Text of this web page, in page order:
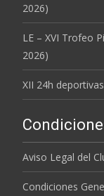
2026)
LE – XVI Trofeo
2026)
XII 24h
Aviso Legal del
Condiciones